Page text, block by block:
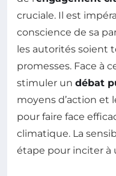
cruciale. Il est
conscience de sa
les autorités soient
promesses. Face à
stimuler un débat
moyens d’action et
pour faire face
climatique. La
étape pour inciter à